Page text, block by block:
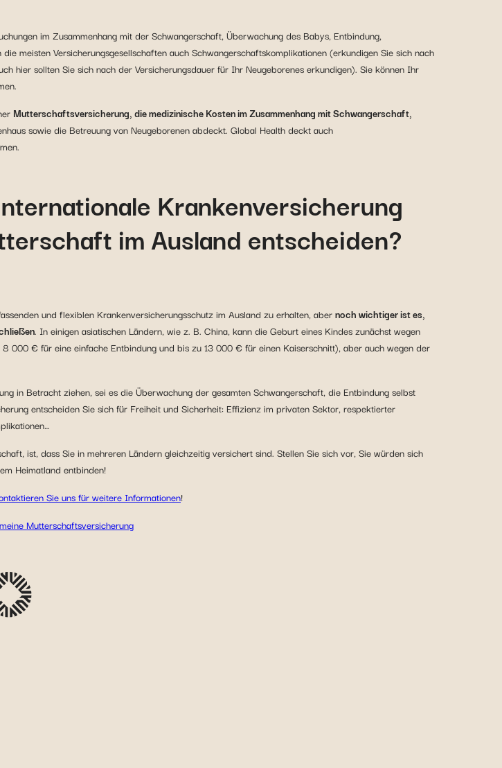
im Zusammenhang mit der Schwangerschaft, Überwachung des Babys, Entbindung,
meisten Versicherungsgesellschaften auch Schwangerschaftskomplikationen (erkundigen Sie sich nach
hier sollten Sie sich nach der Versicherungsdauer für Ihr Neugeborenes erkundigen). Sie können Ihr
Mutterschaftsversicherung, die medizinische Kosten im Zusammenhang mit Schwangerschaft,
sowie die Betreuung von Neugeborenen abdeckt. Global Health deckt auch
Krankenversicherung
im Ausland entscheiden?
und flexiblen Krankenversicherungsschutz im Ausland zu erhalten, abernoch wichtiger ist es,
. In einigen asiatischen Ländern, wie z. B. China, kann die Geburt eines Kindes zunächst wegen
000 € für eine einfache Entbindung und bis zu 13 000 € für einen Kaiserschnitt), aber auch wegen der
in Betracht ziehen, sei es die Überwachung der gesamten Schwangerschaft, die Entbindung selbst
entscheiden Sie sich für Freiheit und Sicherheit: Effizienz im privaten Sektor, respektierter
ist, dass Sie in mehreren Ländern gleichzeitig versichert sind. Stellen Sie sich vor, Sie würden sich
Heimatland entbinden!
Sie uns für weitere Informationen!
Mutterschaftsversicherung